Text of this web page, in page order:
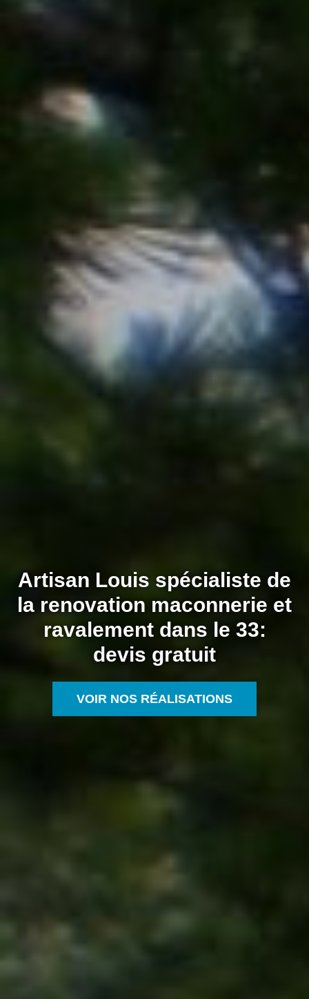
Artisan Louis spécialiste de
la renovation maconnerie et
ravalement dans le 33:
devis gratuit
VOIR NOS RÉALISATIONS